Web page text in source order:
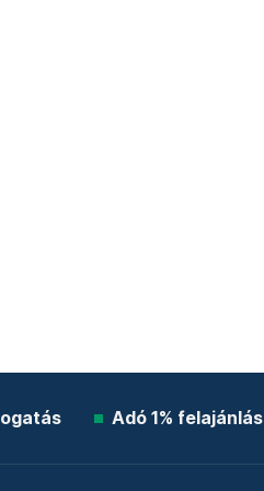
Adó 1% felajánlás